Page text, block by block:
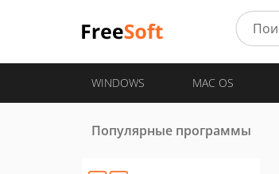
WINDOWS MAC OS
Популярные программы